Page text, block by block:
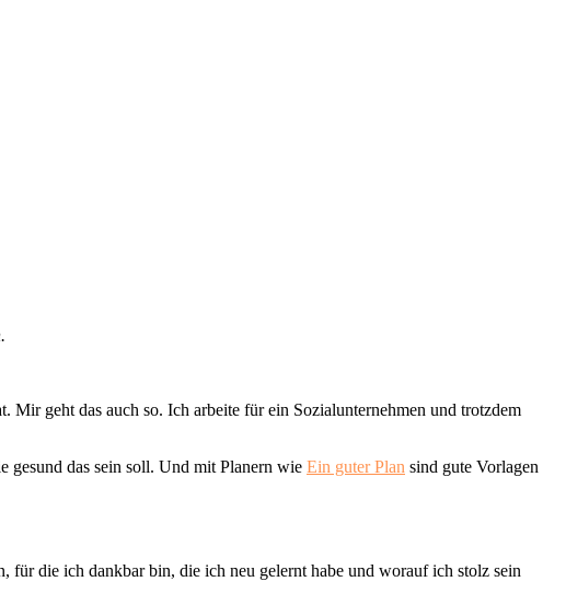
geht das auch so. Ich arbeite für ein Sozialunternehmen und trotzdem
gesund das sein soll. Und mit Planern wie Ein guter Plan sind gute Vorlagen
für die ich dankbar bin, die ich neu gelernt habe und worauf ich stolz sein